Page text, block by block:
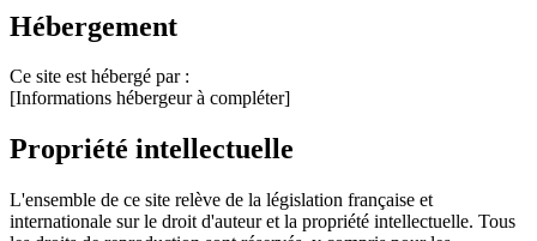
Hébergement
Ce site est hébergé par :
[Informations hébergeur à compléter]
Propriété intellectuelle
L'ensemble de ce site relève de la législation française et
internationale sur le droit d'auteur et la propriété intellectuelle. Tous